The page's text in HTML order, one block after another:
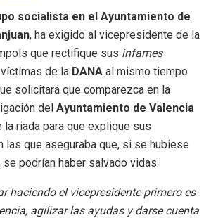
socialista en el Ayuntamiento de
, ha exigido al vicepresidente de la
que rectifique sus infames
de la DANA al mismo tiempo
solicitará que comparezca en la
del Ayuntamiento de Valencia
riada para que explique sus
las que aseguraba que, si se hubiese
podrían haber salvado vidas.
haciendo el vicepresidente primero es
agilizar las ayudas y darse cuenta